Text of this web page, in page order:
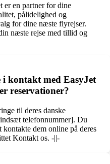
er en partner for dine
pålidelighed og
for dine næste flyrejser.
næste rejse med tillid og
kontakt med EasyJet
reservationer?
til deres danske
telefonnummer]. Du
dem online på deres
Kontakt os. -||-